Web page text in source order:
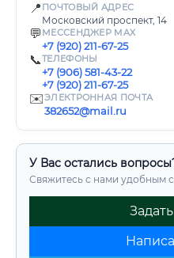
📍 ПОЧТОВЫЙ АДРЕС
Московский проспект, 14
💬 МЕССЕНДЖЕР MAX
+7 (920) 211-67-25
📞ТЕЛЕФОНЫ
+7 (906) 581-43-22
+7 (920) 211-67-25
✉️ЭЛЕКТРОННАЯ ПОЧТА
382652@mail.ru
У Вас остались
Свяжитесь с нами удобным